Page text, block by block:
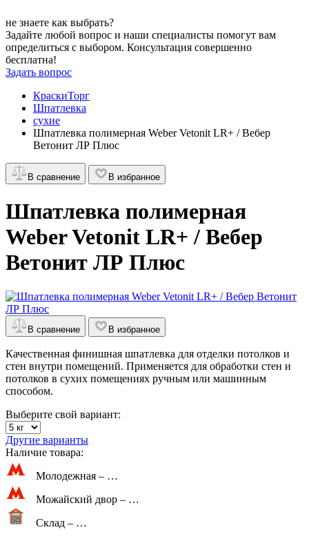
не знаете как выбрать?
Задайте любой вопрос и наши специалисты помогут вам
определиться с выбором. Консультация совершенно
бесплатна!
Задать вопрос
КраскиТорг
Шпатлевка
сухие
Шпатлевка полимерная Weber Vetonit LR+ / Вебер
Ветонит ЛР Плюс
В сравнение В избранное
Шпатлевка полимерная
Weber Vetonit LR+ / Вебер
Ветонит ЛР Плюс
В сравнение В избранное
Качественная финишная шпатлевка для отделки потолков и
стен внутри помещений. Применяется для обработки стен и
потолков в сухих помещениях ручным или машинным
способом.
Выберите свой вариант:
Другие варианты
Наличие товара:
Молодежная – …
Можайский двор – …
Склад – …